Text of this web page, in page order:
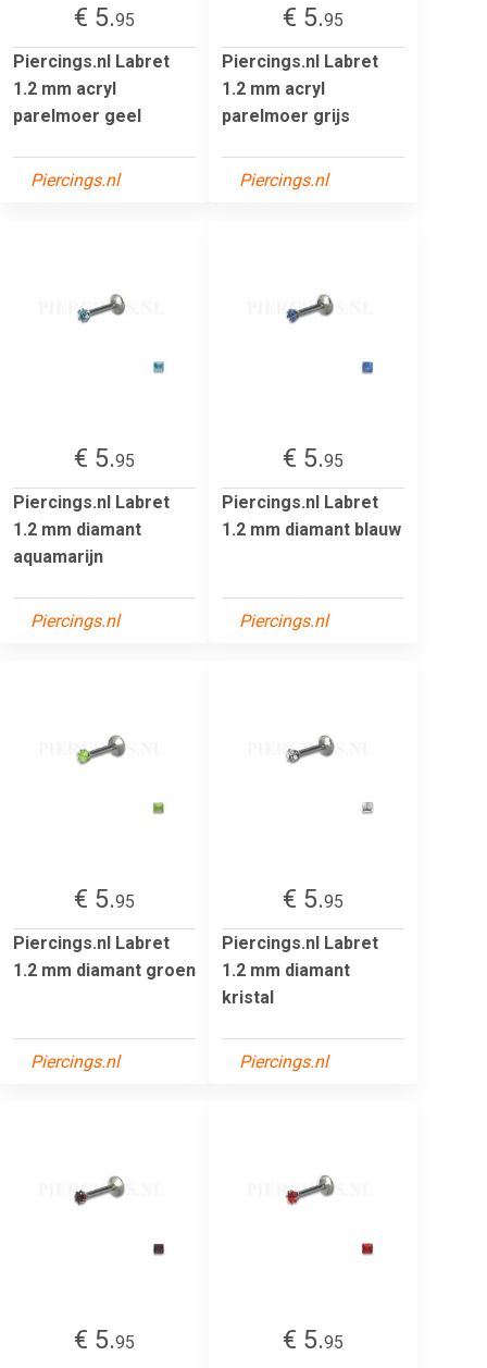
€ 5.95
Piercings.nl Labret
1.2 mm acryl
parelmoer geel
Piercings.nl
€ 5.95
Piercings.nl Labret
1.2 mm acryl
parelmoer grijs
Piercings.nl
€ 5.95
Piercings.nl Labret
1.2 mm diamant
aquamarijn
Piercings.nl
€ 5.95
Piercings.nl Labret
1.2 mm diamant blauw
Piercings.nl
€ 5.95
Piercings.nl Labret
1.2 mm diamant groen
Piercings.nl
€ 5.95
Piercings.nl Labret
1.2 mm diamant
kristal
Piercings.nl
€ 5.95 € 5.95